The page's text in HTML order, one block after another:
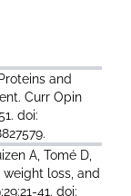
and
Curr Opin
doi:
A, Tomé D,
loss, and
41. doi: